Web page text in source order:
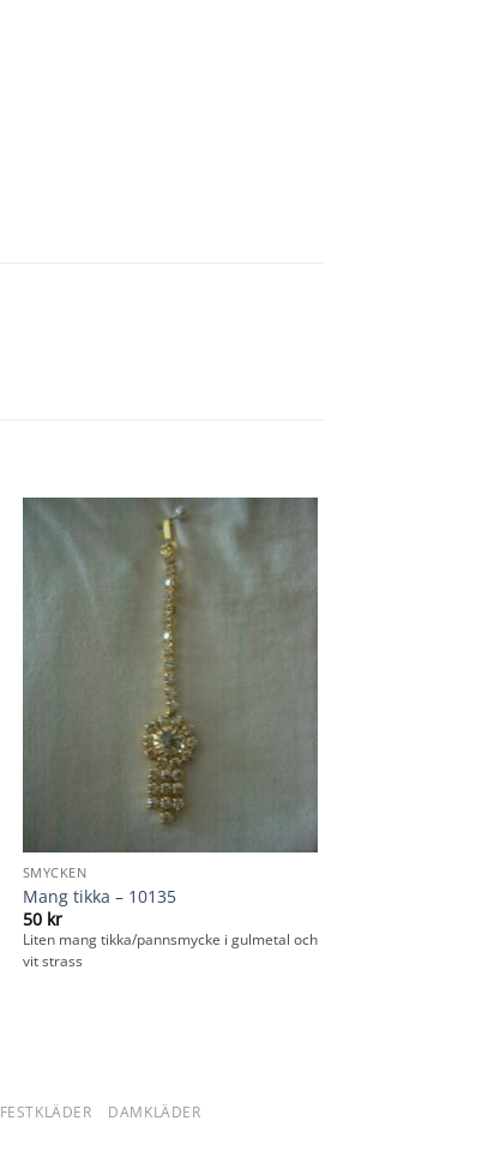
SMYCKEN
Mang tikka – 10135
50 kr
Liten mang tikka/pannsmycke i gulmetal och
vit strass
FESTKLÄDER DAMKLÄDER